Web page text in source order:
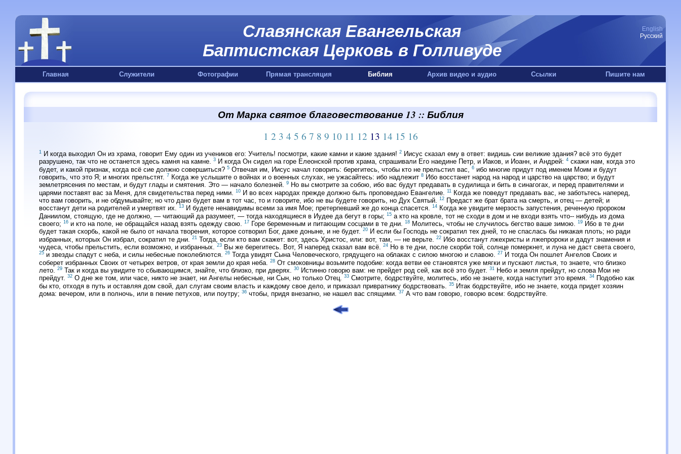
Славянская Евангельская
Баптистская Церковь в Голливуде
English
Русский
Главная Служители Фотографии Прямая трансляция Библия Архив видео и аудио Ссылки Пишите нам
От Марка святое благовествование 13 :: Библия
1 2 3 4 5 6 7 8 9 10 11 12 13 14 15 16
1 И когда выходил Он из храма, говорит Ему один из учеников его: Учитель! посмотри, какие камни и какие здания! 2 Иисус сказал ему в ответ: видишь сии великие здания? всё это будет
разрушено, так что не останется здесь камня на камне. 3 И когда Он сидел на горе Елеонской против храма, спрашивали Его наедине Петр, и Иаков, и Иоанн, и Андрей: 4 скажи нам, когда это
будет, и какой признак, когда всё сие должно совершиться? 5 Отвечая им, Иисус начал говорить: берегитесь, чтобы кто не прельстил вас, 6 ибо многие придут под именем Моим и будут
говорить, что это Я; и многих прельстят. 7 Когда же услышите о войнах и о военных слухах, не ужасайтесь: ибо надлежит 8 Ибо восстанет народ на народ и царство на царство; и будут
землетрясения по местам, и будут глады и смятения. Это — начало болезней. 9 Но вы смотрите за собою, ибо вас будут предавать в судилища и бить в синагогах, и перед правителями и
царями поставят вас за Меня, для свидетельства перед ними.
10 И во всех народах прежде должно быть проповедано Евангелие. 11
Когда же поведут предавать вас, не заботьтесь наперед,
что вам говорить, и не обдумывайте; но что дано будет вам в тот час, то и говорите, ибо не вы будете говорить, но Дух Святый. 12 Предаст же брат брата на смерть, и отец — детей; и
восстанут дети на родителей и умертвят их. 13 И будете ненавидимы всеми за имя Мое; претерпевший же до конца спасется. 14 Когда же увидите мерзость запустения, реченную пророком
Даниилом, стоящую, где не должно, — читающий да разумеет, — тогда находящиеся в Иудее да бегут в горы; 15 а кто на кровле, тот не сходи в дом и не входи взять что-- нибудь из дома
своего; 16 и кто на поле, не обращайся назад взять одежду свою. 17 Горе беременным и питающим сосцами в те дни. 18 Молитесь, чтобы не случилось бегство ваше зимою. 19 Ибо в те дни
будет такая скорбь, какой не было от начала творения, которое сотворил Бог, даже доныне, и не будет. 20 И если бы Господь не сократил тех дней, то не спаслась бы никакая плоть; но ради
избранных, которых Он избрал, сократил те дни.
21 Тогда, если кто вам скажет: вот, здесь Христос, или: вот, там, — не верьте. 22 Ибо восстанут лжехристы и лжепророки и дадут знамения и
чудеса, чтобы прельстить, если возможно, и избранных. 23 Вы же берегитесь. Вот, Я наперед сказал вам всё. 24 Но в те дни, после скорби той, солнце померкнет, и луна не даст света своего,
25 и звезды спадут с неба, и силы небесные поколеблются. 26 Тогда увидят Сына Человеческого, грядущего на облаках с силою многою и славою. 27 И тогда Он пошлет Ангелов Своих и
соберет избранных Своих от четырех ветров, от края земли до края неба.
28 От смоковницы возьмите подобие: когда ветви ее становятся уже мягки и пускают листья, то знаете, что близко
лето. 29 Так и когда вы увидите то сбывающимся, знайте, что близко, при дверях. 30 Истинно говорю вам: не прейдет род сей, как всё это будет. 31
Небо и земля прейдут, но слова Мои не
прейдут. 32 О дне же том, или часе, никто не знает, ни Ангелы небесные, ни Сын, но только Отец. 33 Смотрите, бодрствуйте, молитесь, ибо не знаете, когда наступит это время. 34 Подобно как
бы кто, отходя в путь и оставляя дом свой, дал слугам своим власть и каждому свое дело, и приказал привратнику бодрствовать.
35 Итак бодрствуйте, ибо не знаете, когда придет хозяин
дома: вечером, или в полночь, или в пение петухов, или поутру; 36 чтобы, придя внезапно, не нашел вас спящими. 37 А что вам говорю, говорю всем: бодрствуйте.